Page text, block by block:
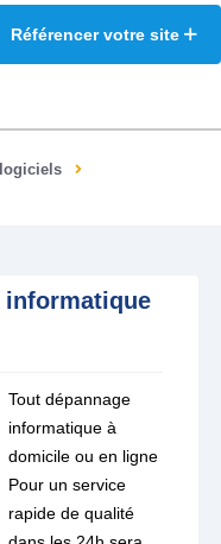
Référencer votre site
informatique
Tout dépannage
informatique à
domicile ou en ligne
Pour un service
rapide de qualité